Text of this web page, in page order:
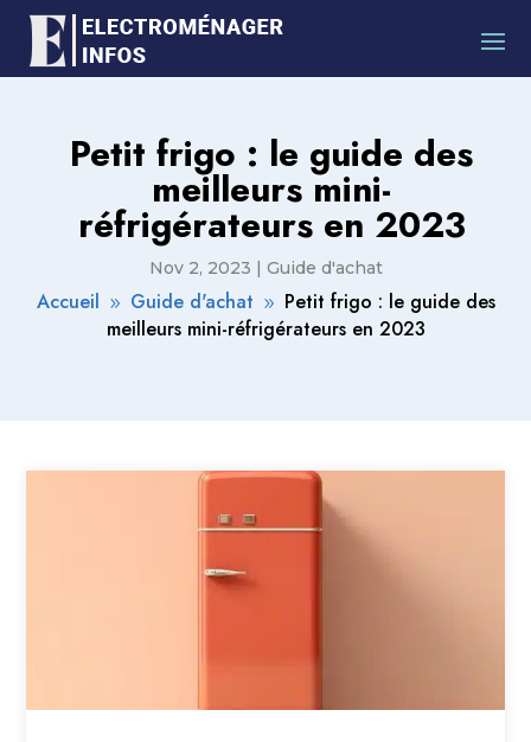
Petit frigo : le guide des
meilleurs mini-
réfrigérateurs en 2023
Nov 2, 2023 | Guide d'achat
Accueil 9 Guide d'achat 9
Petit frigo : le guide des
meilleurs mini-réfrigérateurs en 2023